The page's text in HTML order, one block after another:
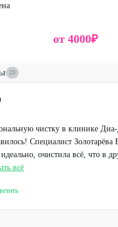
от 4000₽
23
чистку в клинике
Специалист Золотарёва
очистила всё, что в
всё